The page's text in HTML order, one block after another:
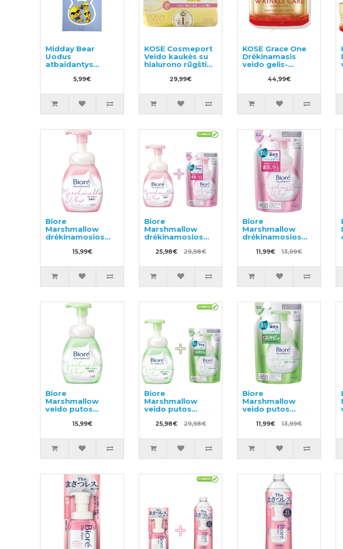
Midday Bear
Uodus
atbaidantys
pleistrai su
eteriniais aliejais
5,99€
KOSE Cosmeport
Veido kaukės su
hialurono rūgštimi
29,99€
KOSE Grace One
Drėkinamasis
veido gelis-
raukšlių 100g
44,99€
Biore
Marshmallow
drėkinamosios
valomosios putos
15,99€
Biore
Marshmallow
drėkinamosios
valomosios putos
150ml + užpildas
25,98€ 29,98€
Biore
Marshmallow
drėkinamosios
valomosios
putos, užpildas
11,99€ 13,99€
Biore
Marshmallow
veido putos
spuoguotai odai
15,99€
Biore
Marshmallow
veido putos
spuoguotai odai
150ml + užpildas
25,98€ 29,98€
Biore
Marshmallow
veido putos
spuoguotai odai,
užpildas 130ml
11,99€ 13,99€